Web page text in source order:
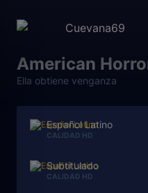
American
Ella obtiene venganza
Español Latino
CALIDAD HD
Subtitulado
CALIDAD HD